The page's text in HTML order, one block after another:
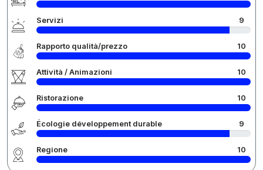
Servizi 9
Rapporto qualità/prezzo 10
Attività / Animazioni 10
Ristorazione 10
Écologie développement durable 9
Regione 10